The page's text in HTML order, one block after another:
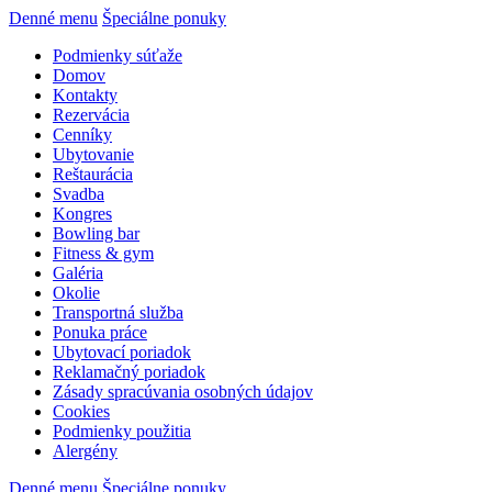
Denné menu Špeciálne ponuky
Podmienky súťaže
Domov
Kontakty
Rezervácia
Cenníky
Ubytovanie
Reštaurácia
Svadba
Kongres
Bowling bar
Fitness & gym
Galéria
Okolie
Transportná služba
Ponuka práce
Ubytovací poriadok
Reklamačný poriadok
Zásady spracúvania osobných údajov
Cookies
Podmienky použitia
Alergény
Denné menu Špeciálne ponuky